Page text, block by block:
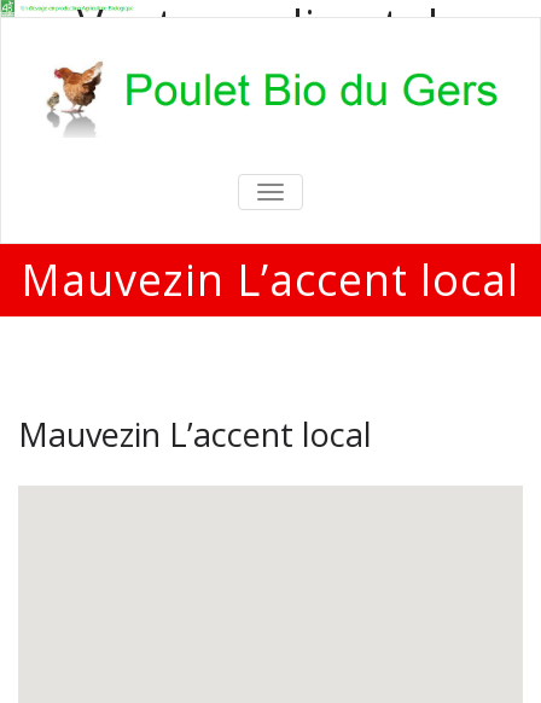
Vente en direct de
poulets bio
Vente en direct de poulets bio aux
particuliers et professionnels
TOGGLE
NAVIGATION
Mauvezin L’accent local
Mauvezin L’accent local